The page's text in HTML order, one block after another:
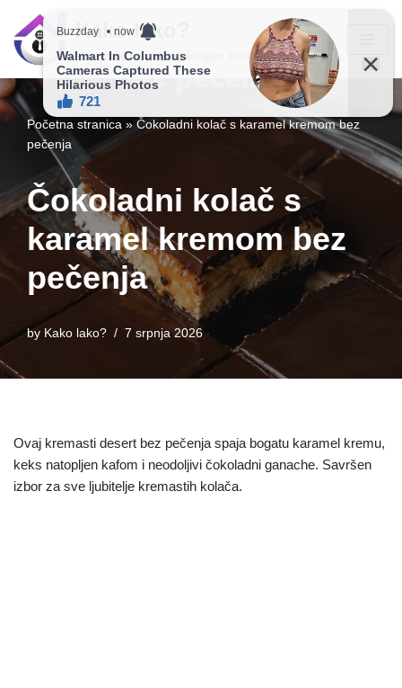
Skip
content
Kako lako?
Vaš vodič ka jednostavnijem životu!
Početna stranica » Čokoladni kolač s karamel kremom bez
pečenja
Čokoladni kolač s
karamel kremom bez
pečenja
by Kako lako? 7 srpnja 2026
Ovaj kremasti desert bez pečenja spaja bogatu karamel kremu,
keks natopljen kafom i neodoljivi čokoladni ganache. Savršen
izbor za sve ljubitelje kremastih kolača.